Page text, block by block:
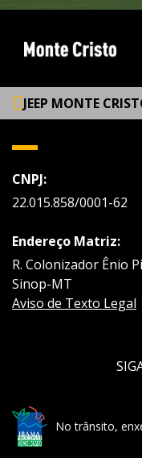
JEEP MONTE
CNPJ:
22.015.858/0001-62
Endereço Matriz:
R. Colonizador Ênio
Sinop-MT
Aviso de Texto Legal
No trânsito,